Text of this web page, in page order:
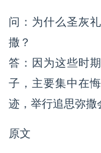
问：为什么圣灰
撒？
答：因为这些时
子，主要集中在
迹，举行追思弥撒
原文